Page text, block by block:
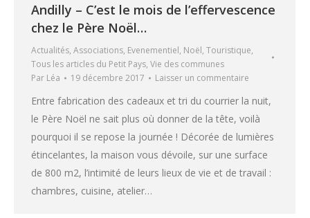
Andilly – C’est le mois de l’effervescence
chez le Père Noël…
Actualités, Associations, Evenementiel, Noël, Touristique,
Tous les articles du Petit Pays, Vie des communes
Par Léa 19 décembre 2017 Laisser un commentaire
Entre fabrication des cadeaux et tri du courrier la nuit,
le Père Noël ne sait plus où donner de la tête, voilà
pourquoi il se repose la journée ! Décorée de lumières
étincelantes, la maison vous dévoile, sur une surface
de 800 m2, l’intimité de leurs lieux de vie et de travail :
chambres, cuisine, atelier…